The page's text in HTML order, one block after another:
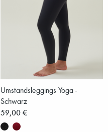
Umstandsleggings Yoga -
Schwarz
59,00 €